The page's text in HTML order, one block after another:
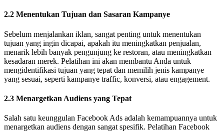
2.2 Menentukan Tujuan dan Sasaran Kampanye
Sebelum menjalankan iklan, sangat penting untuk menentukan
tujuan yang ingin dicapai, apakah itu meningkatkan penjualan,
menarik lebih banyak pengunjung ke restoran, atau meningkatkan
kesadaran merek. Pelatihan ini akan membantu Anda untuk
mengidentifikasi tujuan yang tepat dan memilih jenis kampanye
yang sesuai, seperti kampanye traffic, konversi, atau engagement.
2.3 Menargetkan Audiens yang Tepat
Salah satu keunggulan Facebook Ads adalah kemampuannya untuk
menargetkan audiens dengan sangat spesifik. Pelatihan Facebook